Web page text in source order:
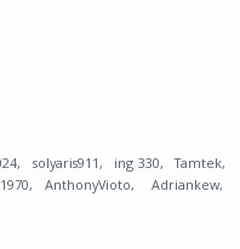
, solyaris911 , ing 330, Tamtek,
, AnthonyVioto, Adriankew,